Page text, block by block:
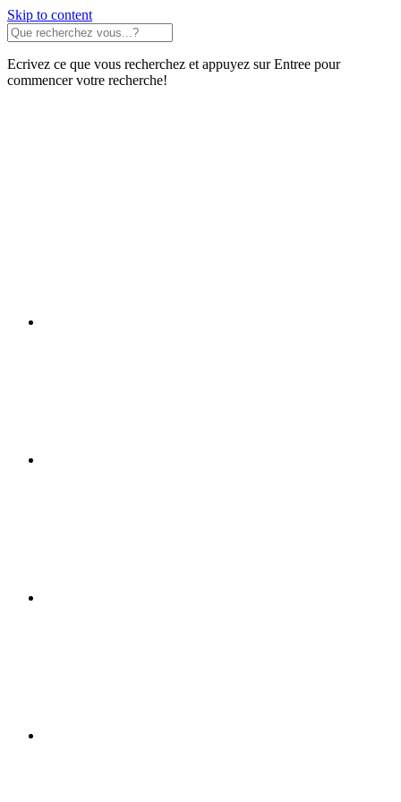
Skip to content
Ecrivez ce que vous recherchez et appuyez sur Entree pour
commencer votre recherche!